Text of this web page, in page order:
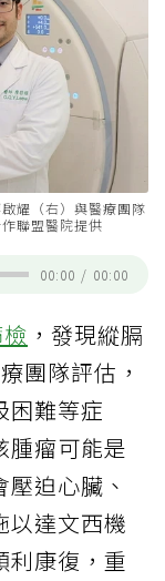
耀（右）與醫療團隊
聯盟醫院提供
00:00 / 00:00
，發現縱膈
團隊評估，
困難等症
腫瘤可能是
迫心臟、
以達文西機
利康復，重